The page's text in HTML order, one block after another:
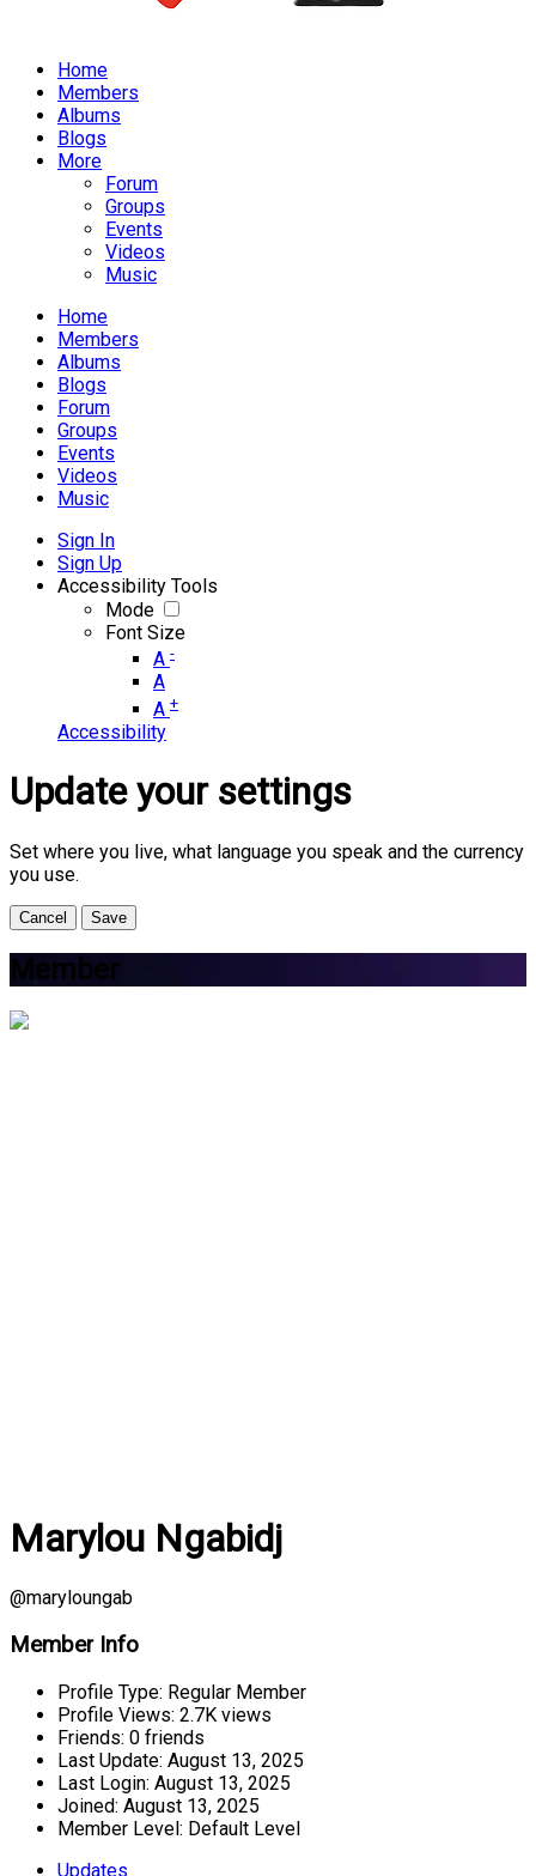
Home
Members
Albums
Blogs
More
Forum
Groups
Events
Videos
Music
Home
Members
Albums
Blogs
Forum
Groups
Events
Videos
Music
Sign In
Sign Up
Accessibility Tools
Mode
Font Size
A -
A
A +
Accessibility
Update your settings
Set where you live, what language you speak and the currency
you use.
Cancel Save
Member
Marylou Ngabidj
@maryloungab
Member Info
Profile Type: Regular Member
Profile Views: 2.7K views
Friends: 0 friends
Last Update: August 13, 2025
Last Login: August 13, 2025
Joined: August 13, 2025
Member Level: Default Level
Updates